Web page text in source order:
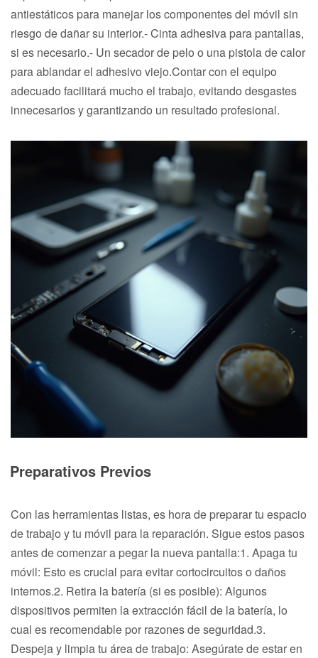
antiestáticos para manejar los componentes del móvil sin
riesgo de dañar su interior.- Cinta adhesiva para pantallas,
si es necesario.- Un secador de pelo o una pistola de calor
para ablandar el adhesivo viejo.Contar con el equipo
adecuado facilitará mucho el trabajo, evitando desgastes
innecesarios y garantizando un resultado profesional.
Preparativos Previos
Con las herramientas listas, es hora de preparar tu espacio
de trabajo y tu móvil para la reparación. Sigue estos pasos
antes de comenzar a pegar la nueva pantalla:1. Apaga tu
móvil: Esto es crucial para evitar cortocircuitos o daños
internos.2. Retira la batería (si es posible): Algunos
dispositivos permiten la extracción fácil de la batería, lo
cual es recomendable por razones de seguridad.3.
Despeja y limpia tu área de trabajo: Asegúrate de estar en